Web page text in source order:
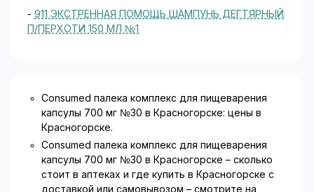
- 911 ЭКСТРЕННАЯ ПОМОЩЬ ШАМПУНЬ ДЕГТЯРНЫЙ
П/ПЕРХОТИ 150 МЛ №1
Consumed палека комплекс для пищеварения
капсулы 700 мг №30 в Красногорске: цены в
Красногорске.
Consumed палека комплекс для пищеварения
капсулы 700 мг №30 в Красногорске – сколько
стоит в аптеках и где купить в Красногорске с
доставкой или самовывозом – смотрите на